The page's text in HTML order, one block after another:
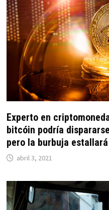
Experto en
bitcóin podría
pero la burbuja estallará
abril 3, 2021